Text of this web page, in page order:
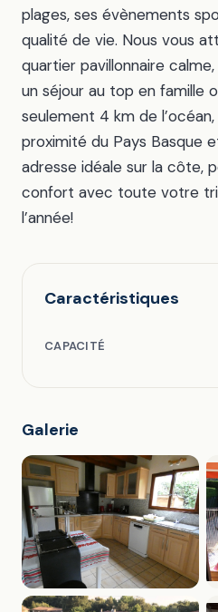
plages, ses évènements
qualité de vie. Nous vous
quartier pavillonnaire
un séjour au top en famille
seulement 4 km de
proximité du Pays Basque
adresse idéale sur la côte,
confort avec toute votre
l’année!
Caractéristiques
CAPACITÉ
Galerie